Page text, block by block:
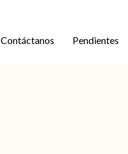
Contáctanos Pendientes